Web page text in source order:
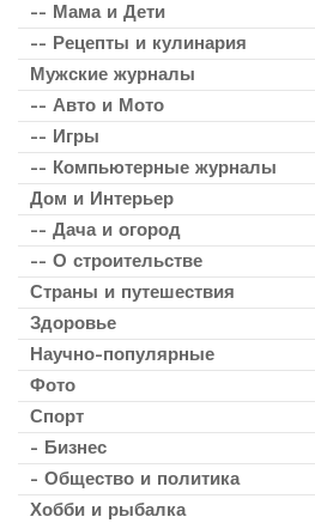
-- Мама и Дети
-- Рецепты и кулинария
Мужские журналы
-- Авто и Мото
-- Игры
-- Компьютерные журналы
Дом и Интерьер
-- Дача и огород
-- О строительстве
Страны и путешествия
Здоровье
Научно-популярные
Фото
Спорт
- Бизнес
- Общество и политика
Хобби и рыбалка